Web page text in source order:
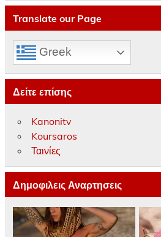
Translate our Page
Greek
Δείτε επίσης
Kanonitv
Koursaros
Ταινίες
Δημοφιλεις Αναρτησεις